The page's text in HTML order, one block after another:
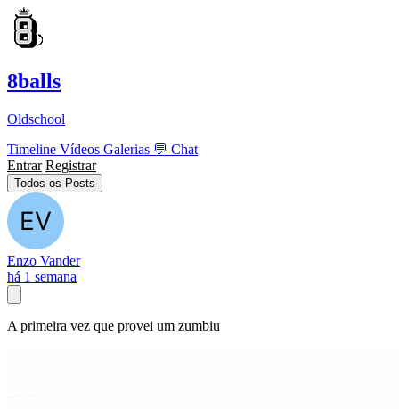
8balls
Oldschool
Timeline Vídeos Galerias 💬 Chat
Entrar Registrar
Todos os Posts
Enzo Vander
há 1 semana
A primeira vez que provei um zumbiu